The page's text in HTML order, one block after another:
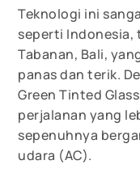
Teknologi ini
seperti Indonesia,
Tabanan, Bali,
panas dan terik.
Green Tinted
perjalanan yang
sepenuhnya
udara (AC).